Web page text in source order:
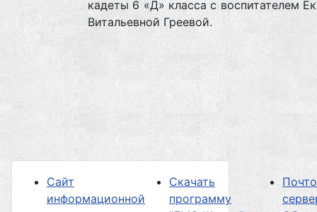
кадеты 6 «Д» класса с воспитателем
Витальевной Греевой.
Сайт
информационной
Скачать
программу